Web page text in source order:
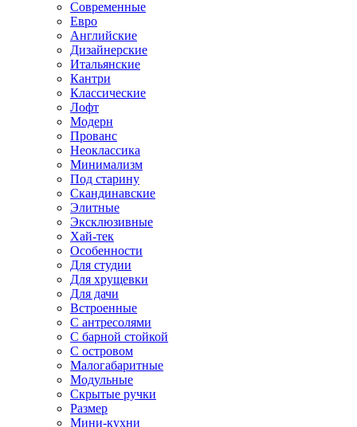
Современные
Евро
Английские
Дизайнерские
Итальянские
Кантри
Классические
Лофт
Модерн
Прованс
Неоклассика
Минимализм
Под старину
Скандинавские
Элитные
Эксклюзивные
Хай-тек
Особенности
Для студии
Для хрущевки
Для дачи
Встроенные
С антресолями
С барной стойкой
С островом
Малогабаритные
Модульные
Скрытые ручки
Размер
Мини-кухни